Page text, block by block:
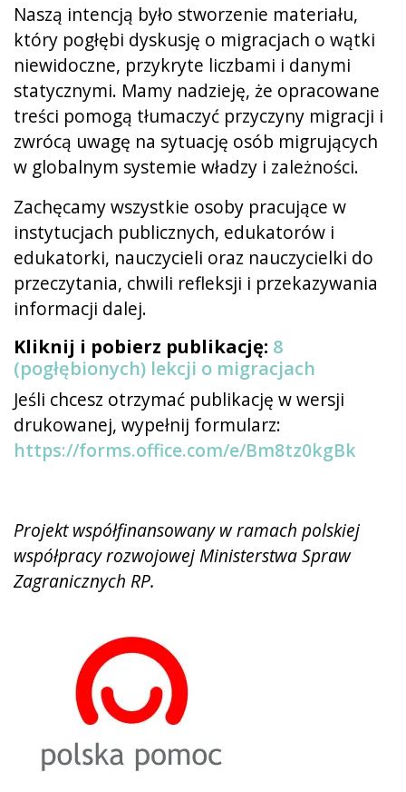
Naszą intencją było stworzenie materiału,
który pogłębi dyskusję o migracjach o wątki
niewidoczne, przykryte liczbami i danymi
statycznymi. Mamy nadzieję, że opracowane
treści pomogą tłumaczyć przyczyny migracji i
zwrócą uwagę na sytuację osób migrujących
w globalnym systemie władzy i zależności.
Zachęcamy wszystkie osoby pracujące w
instytucjach publicznych, edukatorów i
edukatorki, nauczycieli oraz nauczycielki do
przeczytania, chwili refleksji i przekazywania
informacji dalej.
Kliknij i pobierz publikację: 8
(pogłębionych) lekcji o migracjach
Jeśli chcesz otrzymać publikację w wersji
drukowanej, wypełnij formularz:
https://forms.office.com/e/Bm8tz0kgBk
Projekt współfinansowany w ramach polskiej
współpracy rozwojowej Ministerstwa Spraw
Zagranicznych RP.